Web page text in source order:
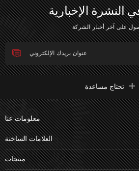
الإخبارية
على آخر أخبار الشركة
تحتاج مساعدة
معلومات عنا
العلامات الساخنة
منتجات